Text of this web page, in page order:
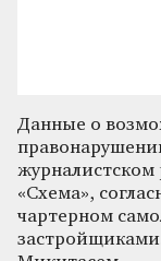
Данные о
«Схема»,
чартерном